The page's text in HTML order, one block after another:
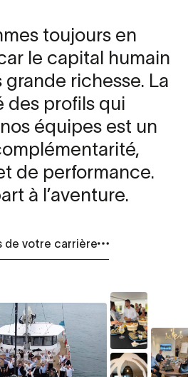
toujours en
le capital humain
richesse. La
des profils qui
équipes est un
de performance.
à l’aventure.
de votre carrière